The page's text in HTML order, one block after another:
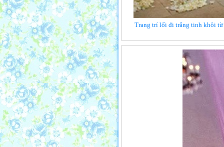
Trang trí lối đi trắng tinh khôi từ